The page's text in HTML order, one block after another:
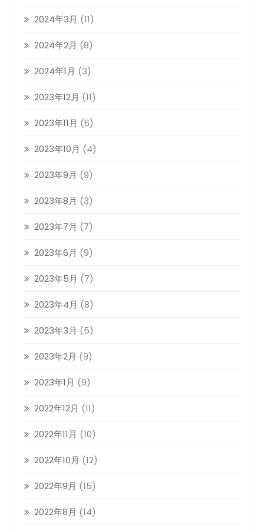
2024年3月 (11)
2024年2月 (8)
2024年1月 (3)
2023年12月 (11)
2023年11月 (6)
2023年10月 (4)
2023年9月 (9)
2023年8月 (3)
2023年7月 (7)
2023年6月 (9)
2023年5月 (7)
2023年4月 (8)
2023年3月 (5)
2023年2月 (9)
2023年1月 (9)
2022年12月 (11)
2022年11月 (10)
2022年10月 (12)
2022年9月 (15)
2022年8月 (14)